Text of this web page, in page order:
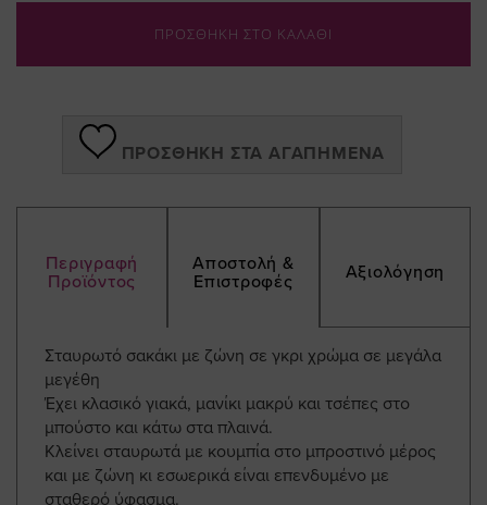
ΠΡΟΣΘΗΚΗ ΣΤΟ ΚΑΛΑΘΙ
ΠΡΟΣΘΉΚΗ ΣΤΑ ΑΓΑΠΗΜΈΝΑ
Περιγραφή
Προϊόντος
Αποστολή &
Επιστροφές
Αξιολόγηση
Σταυρωτό σακάκι με ζώνη σε γκρι χρώμα σε μεγάλα
μεγέθη
Έχει κλασικό γιακά, μανίκι μακρύ και τσέπες στο
μπούστο και κάτω στα πλαινά.
Κλείνει σταυρωτά με κουμπία στο μπροστινό μέρος
και με ζώνη κι εσωερικά είναι επενδυμένο με
σταθερό ύφασμα.